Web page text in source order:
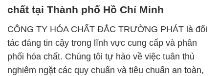
chất tại Thành phố Hồ Chí Minh
CÔNG TY HÓA CHẤT ĐẮC TRƯỜNG PHÁT là đối
tác đáng tin cậy trong lĩnh vực cung cấp và phân
phối hóa chất. Chúng tôi tự hào về việc tuân thủ
nghiêm ngặt các quy chuẩn và tiêu chuẩn an toàn,